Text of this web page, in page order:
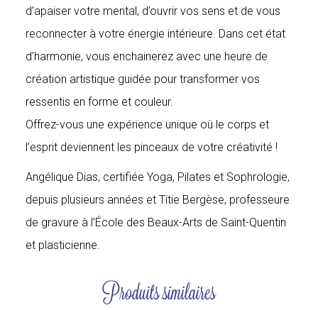
d’apaiser votre mental, d’ouvrir vos sens et de vous
reconnecter à votre énergie intérieure. Dans cet état
d’harmonie, vous enchainerez avec une heure de
création artistique guidée pour transformer vos
ressentis en forme et couleur.
Offrez-vous une expérience unique où le corps et
l’esprit deviennent les pinceaux de votre créativité !
Angélique Dias, certifiée Yoga, Pilates et Sophrologie,
depuis plusieurs années et Titie Bergèse, professeure
de gravure à l’École des Beaux-Arts de Saint-Quentin
et plasticienne.
Produits similaires